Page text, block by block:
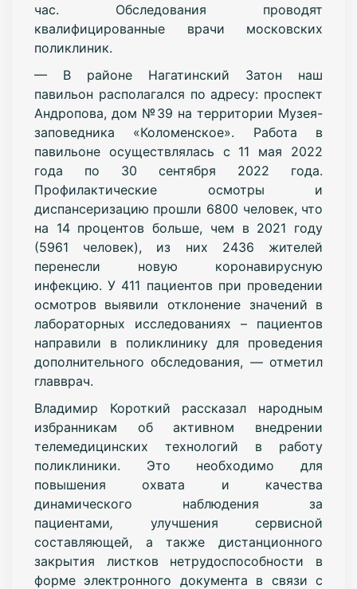
час. Обследования проводят
квалифицированные врачи московских
поликлиник.
— В районе Нагатинский Затон наш
павильон располагался по адресу: проспект
Андропова, дом №39 на территории Музея-
заповедника «Коломенское». Работа в
павильоне осуществлялась с 11 мая 2022
года по 30 сентября 2022 года.
Профилактические осмотры и
диспансеризацию прошли 6800 человек, что
на 14 процентов больше, чем в 2021 году
(5961 человек), из них 2436 жителей
перенесли новую коронавирусную
инфекцию. У 411 пациентов при проведении
осмотров выявили отклонение значений в
лабораторных исследованиях – пациентов
направили в поликлинику для проведения
дополнительного обследования, — отметил
главврач.
Владимир Короткий рассказал народным
избранникам об активном внедрении
телемедицинских технологий в работу
поликлиники. Это необходимо для
повышения охвата и качества
динамического наблюдения за
пациентами, улучшения сервисной
составляющей, а также дистанционного
закрытия листков нетрудоспособности в
форме электронного документа в связи с